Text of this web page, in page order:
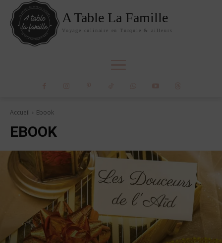
A Table La Famille
Voyage culinaire en Turquie & ailleurs
Accueil Ebook
EBOOK